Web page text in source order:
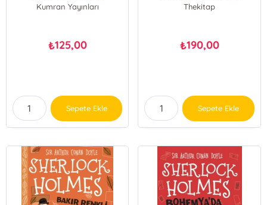
Kumran Yayınları
₺125,00
Sepete Ekle
Thekitap
₺190,00
Sepete Ekle